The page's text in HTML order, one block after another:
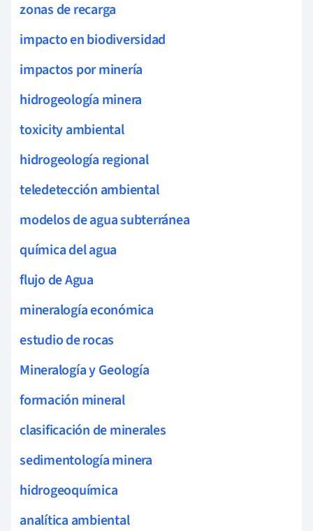
zonas de recarga
impacto en biodiversidad
impactos por minería
hidrogeología minera
toxicity ambiental
hidrogeología regional
teledetección ambiental
modelos de agua subterránea
química del agua
flujo de Agua
mineralogía económica
estudio de rocas
Mineralogía y Geología
formación mineral
clasificación de minerales
sedimentología minera
hidrogeoquímica
analítica ambiental